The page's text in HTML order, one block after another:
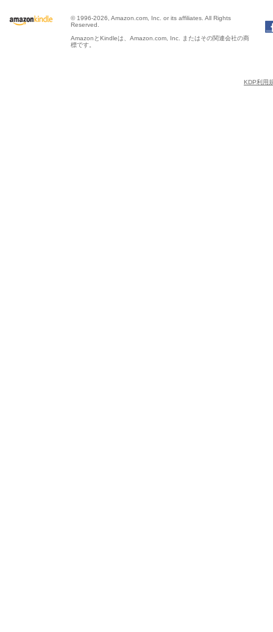
© 1996-2026, Amazon.com, Inc. or its affiliates. All Rights
Reserved.
AmazonとKindleは、Amazon.com, Inc. またはその関連会社の商
標です。
KDP利用